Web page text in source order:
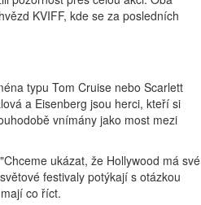
KVIFF, kde se za posledních
typu Tom Cruise nebo Scarlett
a Eisenberg jsou herci, kteří si
vnímány jako most mezi
ukázat, že Hollywood má své
festivaly potýkají s otázkou
co říct.